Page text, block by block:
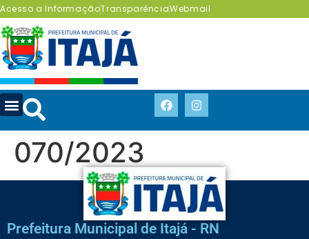
Acesso a InformaçãoTransparênciaWebmail
070/2023
Prefeitura Municipal de Itajá - RN